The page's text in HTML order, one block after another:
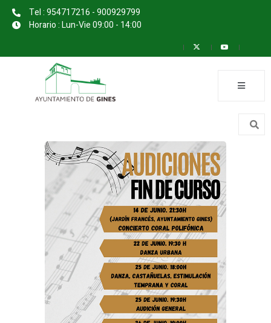
Tel : 954717216 - 900929799
Horario : Lun-Vie 09:00 - 14:00